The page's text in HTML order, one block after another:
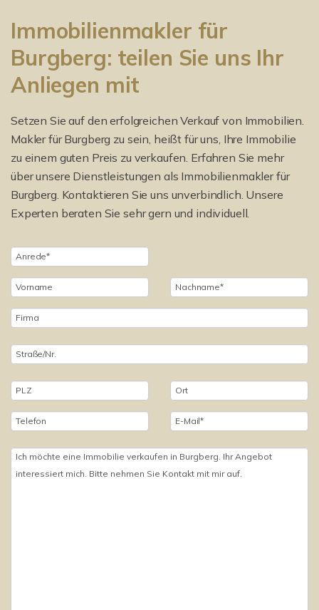
Immobilienmakler für
Burgberg: teilen Sie uns Ihr
Anliegen mit
Setzen Sie auf den erfolgreichen Verkauf von Immobilien.
Makler für Burgberg zu sein, heißt für uns, Ihre Immobilie
zu einem guten Preis zu verkaufen. Erfahren Sie mehr
über unsere Dienstleistungen als Immobilienmakler für
Burgberg. Kontaktieren Sie uns unverbindlich. Unsere
Experten beraten Sie sehr gern und individuell.